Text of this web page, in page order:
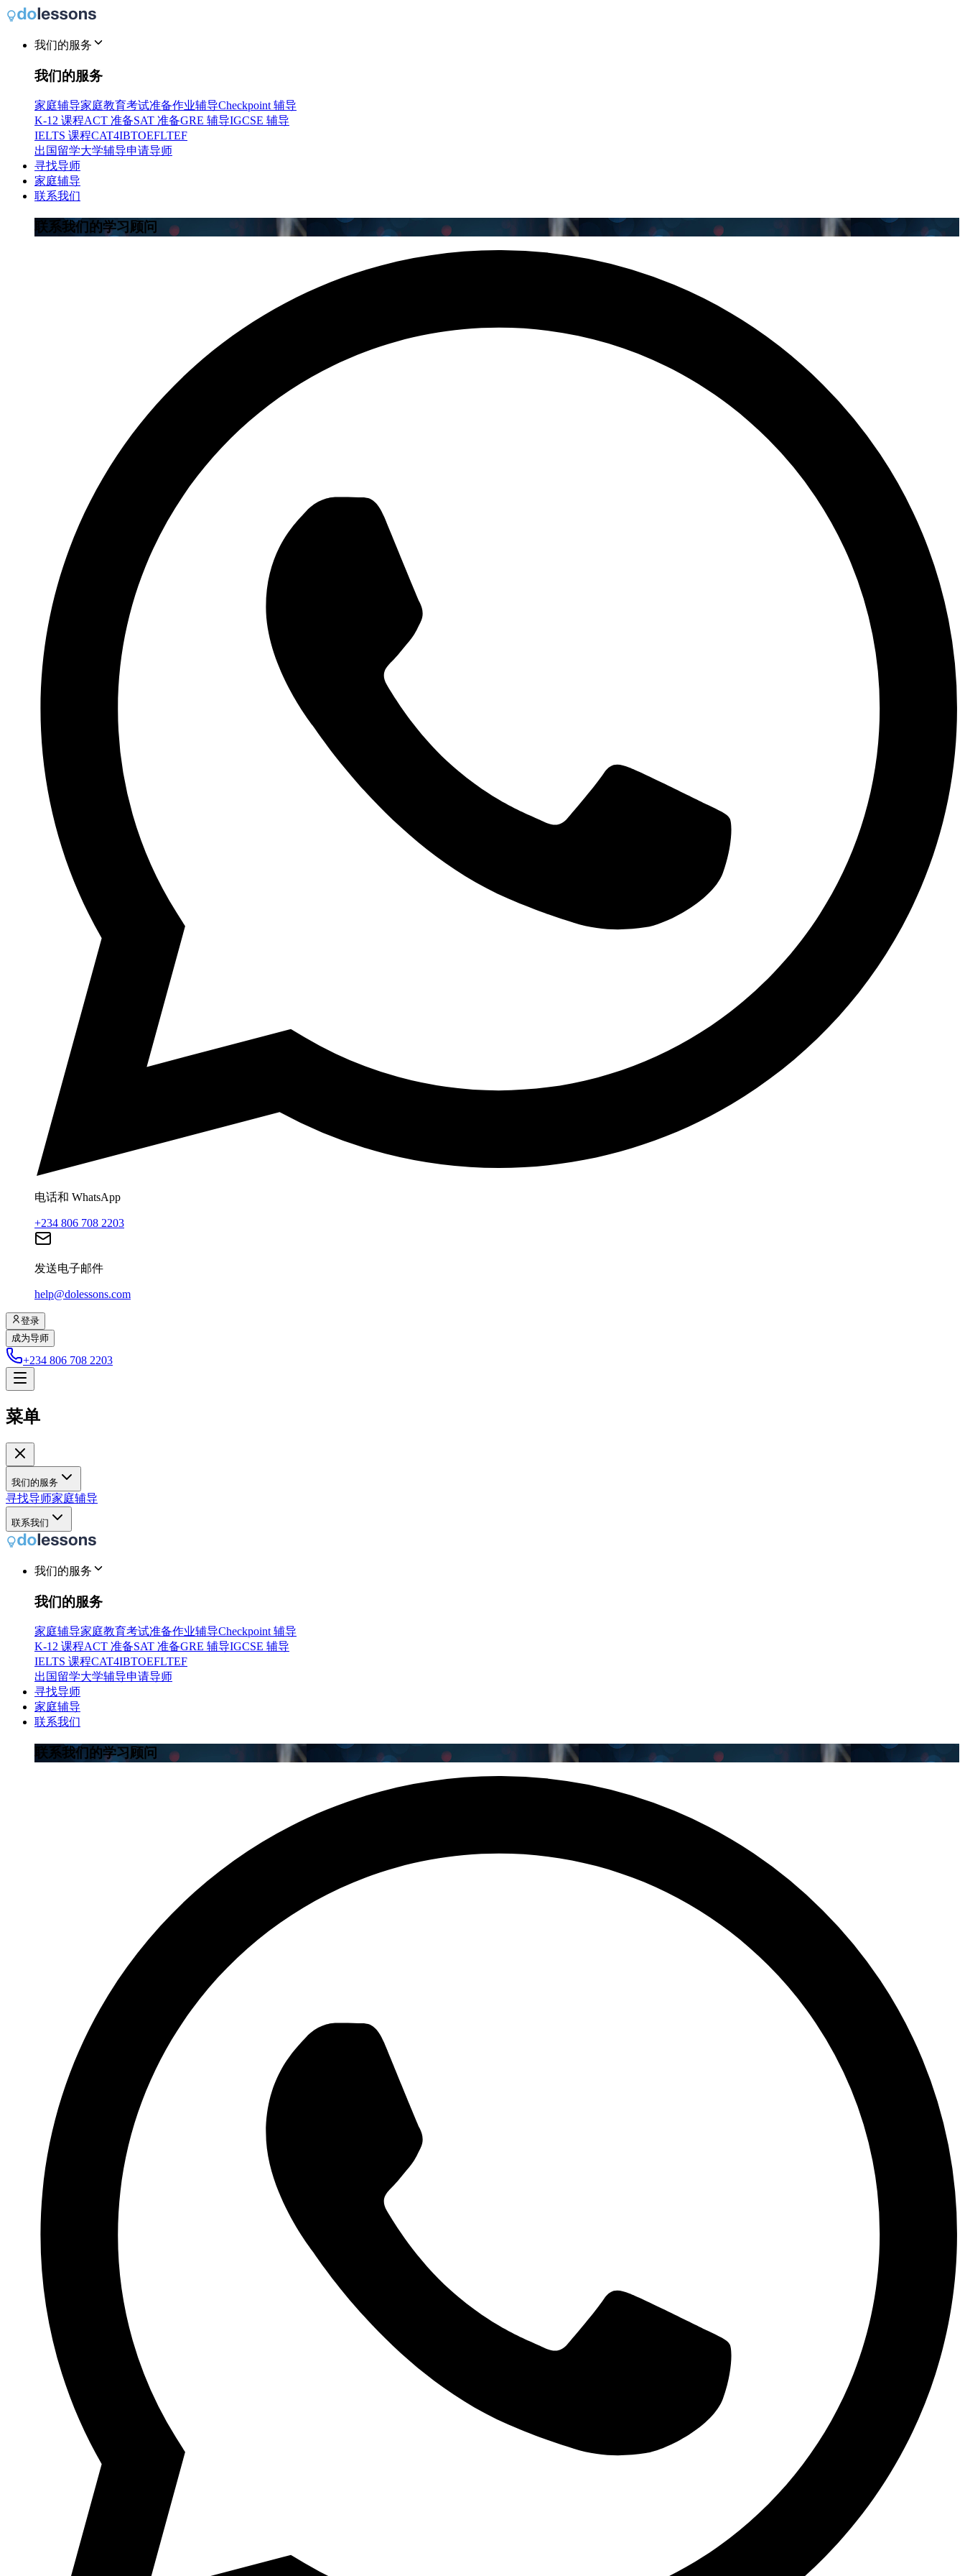
我们的服务
我们的服务
家庭辅导家庭教育考试准备作业辅导Checkpoint 辅导
K-12 课程ACT 准备SAT 准备GRE 辅导IGCSE 辅导
IELTS 课程CAT4IBTOEFLTEF
出国留学大学辅导申请导师
寻找导师
家庭辅导
联系我们
联系我们的学习顾问
电话和 WhatsApp
+234 806 708 2203
发送电子邮件
help@dolessons.com
登录
成为导师
+234 806 708 2203
菜单
我们的服务
寻找导师家庭辅导
联系我们
我们的服务
我们的服务
家庭辅导家庭教育考试准备作业辅导Checkpoint 辅导
K-12 课程ACT 准备SAT 准备GRE 辅导IGCSE 辅导
IELTS 课程CAT4IBTOEFLTEF
出国留学大学辅导申请导师
寻找导师
家庭辅导
联系我们
联系我们的学习顾问